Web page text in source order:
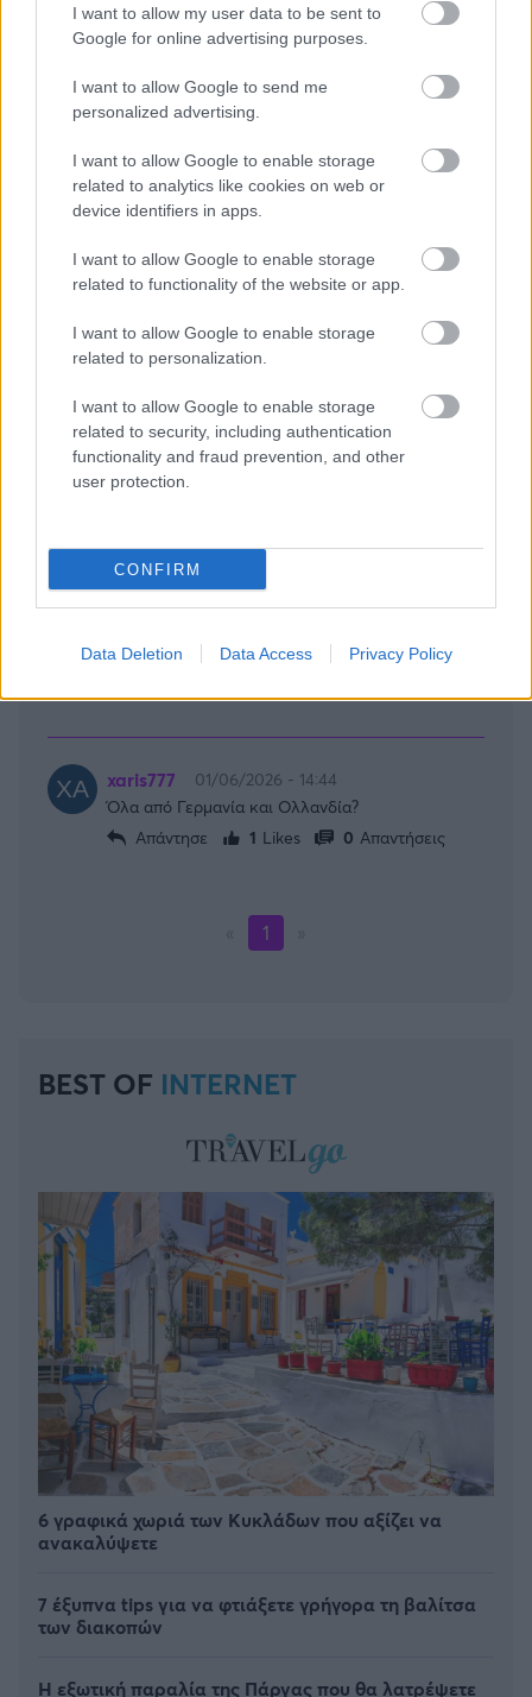
I want to allow my user data to be sent to
Google for online advertising purposes.
I want to allow Google to send me
personalized advertising.
I want to allow Google to enable storage
related to analytics like cookies on web or
device identifiers in apps.
I want to allow Google to enable storage
related to functionality of the website or app.
I want to allow Google to enable storage
related to personalization.
I want to allow Google to enable storage
related to security, including authentication
functionality and fraud prevention, and other
user protection.
CONFIRM
Data Deletion Data Access Privacy Policy
Για να προσθέσεις το σχόλιο
σου πρέπει να συνδεθείς
Πρόσφατα
ΓιάννηςL
01/06/2026 - 23:48
απαντήσει κάποιος σε αυτούς. Συνεπώς, θα
πρέπει να διορθώσετε τη φράση «...οι οποίοι, αν
διαγράψετε το «εάν απαντηθούν».
xaris777
01/06/2026 - 14:44
Όλα από Γερμανία και Ολλανδία?
Απάντησε
1 Likes 0 Απαντήσεις
1
BEST OF INTERNET
6 γραφικά χωριά των Κυκλάδων που αξίζει να
ανακαλύψετε
7 έξυπνα tips για να φτιάξετε γρήγορα τη βαλίτσα
των διακοπών
Η εξωτική παραλία της Πάργας που θα λατρέψετε